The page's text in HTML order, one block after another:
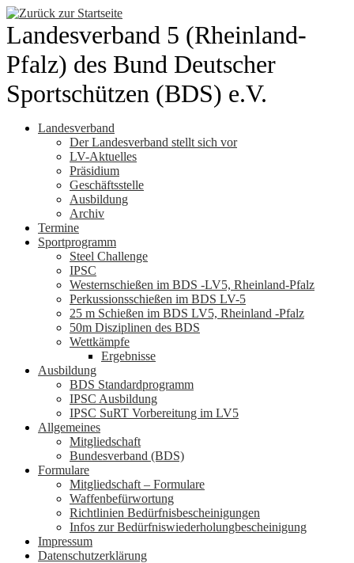
Zum
Inhalt
springen
Landesverband 5 (Rheinland-
Pfalz) des Bund Deutscher
Sportschützen (BDS) e.V.
Landesverband
Der Landesverband stellt sich vor
LV-Aktuelles
Präsidium
Geschäftsstelle
Ausbildung
Archiv
Termine
Sportprogramm
Steel Challenge
IPSC
Westernschießen im BDS -LV5, Rheinland-Pfalz
Perkussionsschießen im BDS LV-5
25 m Schießen im BDS LV5, Rheinland -Pfalz
50m Disziplinen des BDS
Wettkämpfe
Ergebnisse
Ausbildung
BDS Standardprogramm
IPSC Ausbildung
IPSC SuRT Vorbereitung im LV5
Allgemeines
Mitgliedschaft
Bundesverband (BDS)
Formulare
Mitgliedschaft – Formulare
Waffenbefürwortung
Richtlinien Bedürfnisbescheinigungen
Infos zur Bedürfniswiederholungbescheinigung
Impressum
Datenschutzerklärung